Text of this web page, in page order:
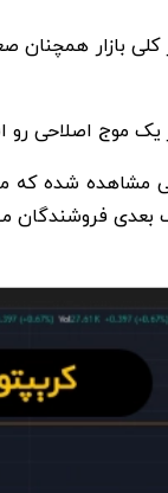
هفتگی نشون میده که
شده که